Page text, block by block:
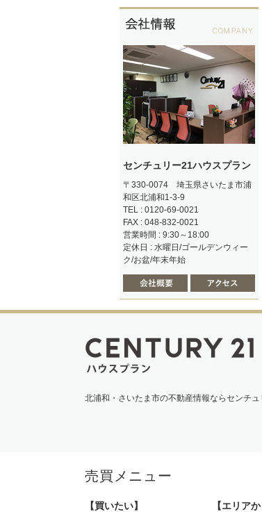
センチュリー21ハウスプラン
〒330-0074 埼玉県さいたま市浦
和区北浦和1-3-9
TEL : 0120-69-0021
FAX : 048-832-0021
営業時間 : 9:30～18:00
定休日 : 水曜日/ゴールデンウィー
ク/お盆/年末年始
北浦和・さいたま市の不動産情報ならセンチ
売買メニュー
【買いたい】 【エリア